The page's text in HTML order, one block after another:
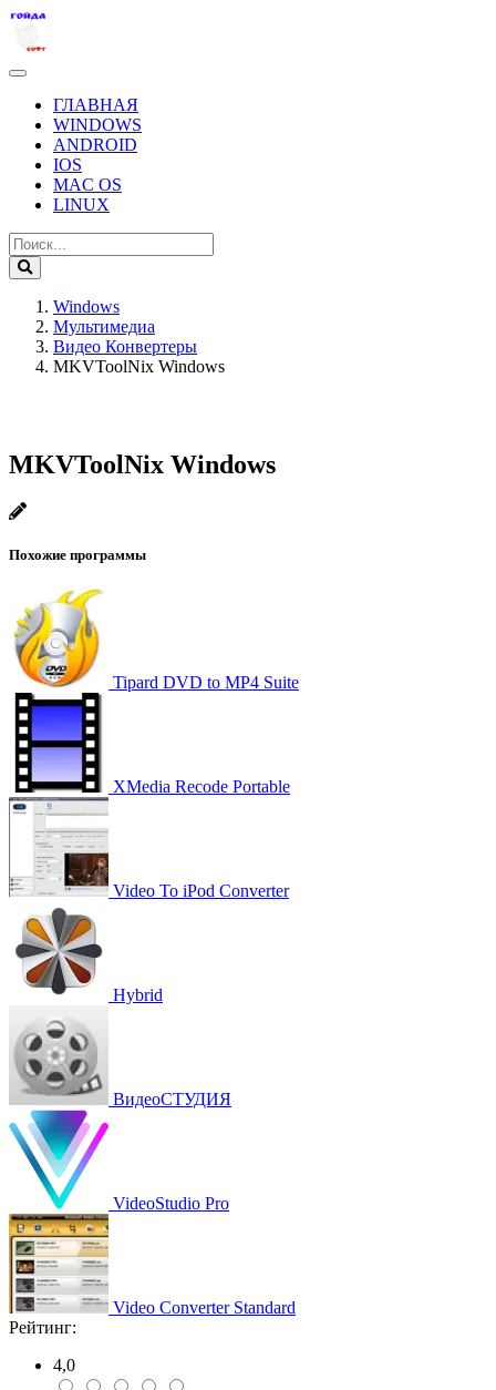
ГЛАВНАЯ
WINDOWS
ANDROID
IOS
MAC OS
LINUX
Windows
Мультимедиа
Видео Конвертеры
MKVToolNix Windows
MKVToolNix Windows
Похожие программы
Tipard DVD to MP4 Suite
XMedia Recode Portable
Video To iPod Converter
Hybrid
ВидеоСТУДИЯ
VideoStudio Pro
Video Converter Standard
Рейтинг:
4,0